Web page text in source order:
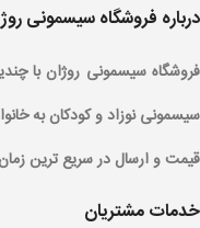
درباره فروشگاه سیسمونی
فروشگاه سیسمونی روژان با
سیسمونی نوزاد و کودکان به
قیمت و ارسال در سریع ترین
خدمات مشتریان